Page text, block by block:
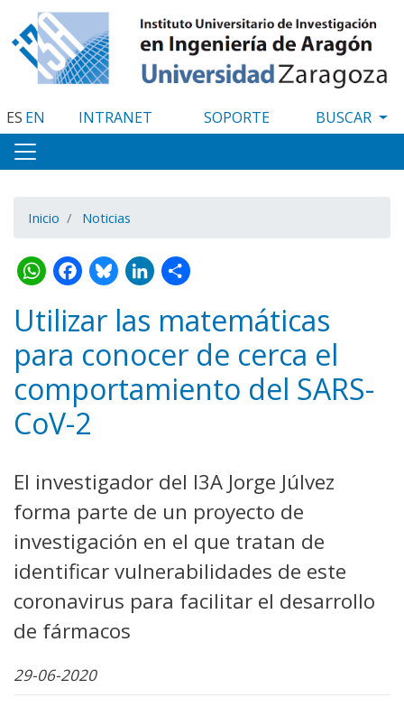
al
contenido
principal
ES EN INTRANET SOPORTE
Inicio Noticias
WhatsApp
Facebook
Bluesky
LinkedIn
Share
Utilizar las matemáticas
para conocer de cerca el
comportamiento del SARS-
CoV-2
El investigador del I3A Jorge Júlvez
forma parte de un proyecto de
investigación en el que tratan de
identificar vulnerabilidades de este
coronavirus para facilitar el desarrollo
de fármacos
29-06-2020